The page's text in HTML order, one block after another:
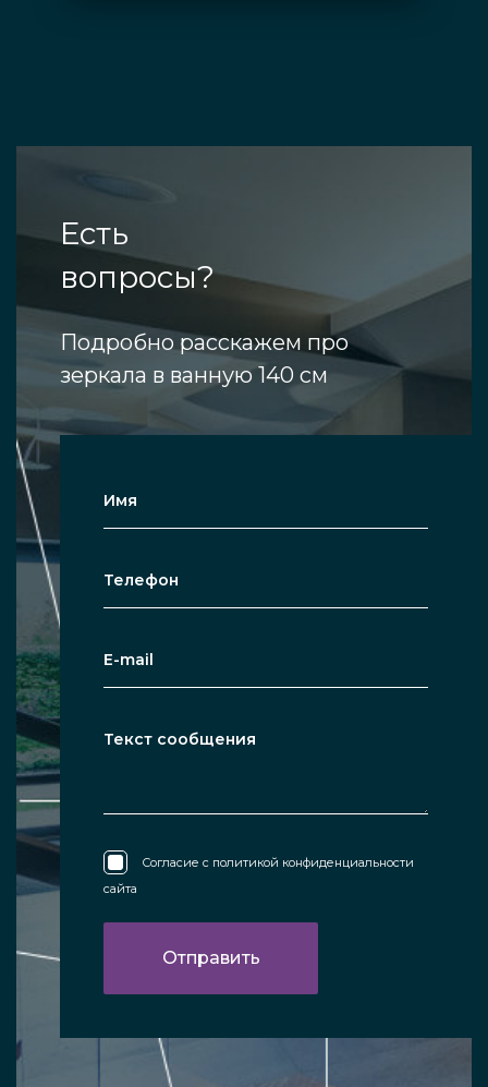
Есть
вопросы?
Подробно расскажем про
зеркала в ванную 140 см
Согласие с политикой конфиденциальности
сайта